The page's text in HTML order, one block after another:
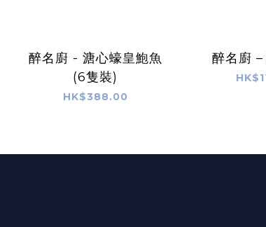
醉名廚 - 溏心蠔皇鮑魚
(6隻裝)
HK$388.00
醉名廚